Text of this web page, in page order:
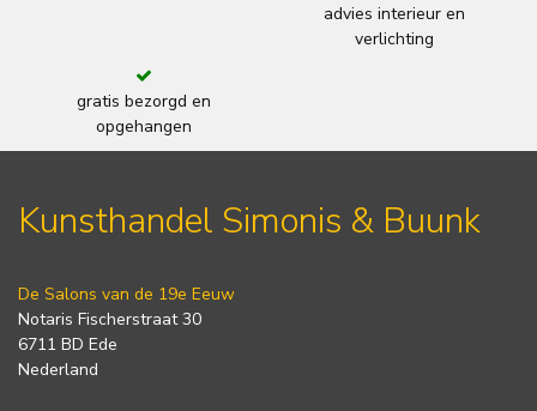
advies interieur en
verlichting
gratis bezorgd en
opgehangen
Kunsthandel Simonis & Buunk
De Salons van de 19e Eeuw
Notaris Fischerstraat 30
6711 BD Ede
Nederland